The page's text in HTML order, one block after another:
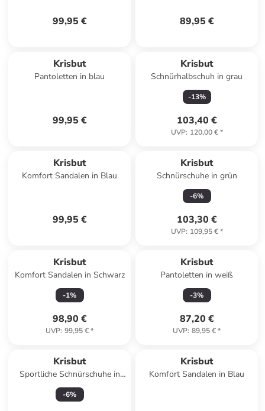
99,95 € 89,95 €
Krisbut
Pantoletten in blau
99,95 €
Krisbut
Schnürhalbschuh in grau
-13%
103,40 €
UVP: 120,00 €*
Krisbut
Komfort Sandalen in Blau
99,95 €
Krisbut
Schnürschuhe in grün
-6%
103,30 €
UVP: 109,95 €*
Krisbut
Komfort Sandalen in Schwarz
-1%
98,90 €
UVP: 99,95 €*
Krisbut
Pantoletten in weiß
-3%
87,20 €
UVP: 89,95 €*
Krisbut
Sportliche Schnürschuhe in
Grün
-6%
Krisbut
Komfort Sandalen in Blau